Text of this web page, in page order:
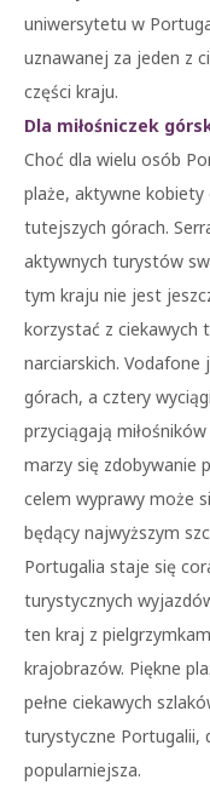
uniwersytetu w
uznawanej za jeden z
części kraju.
Dla miłośniczek
Choć dla wielu osób
plaże, aktywne
tutejszych górach.
aktywnych turystów
tym kraju nie jest
korzystać z ciekawych
narciarskich.
górach, a cztery
przyciągają
marzy się zdobywanie
celem wyprawy może
będący najwyższym
Portugalia staje się
turystycznych
ten kraj z
krajobrazów. Piękne
pełne ciekawych
turystyczne Portugalii,
popularniejsza.